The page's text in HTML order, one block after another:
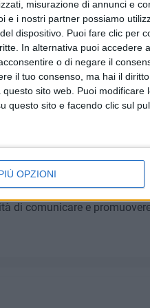
misurazione di annunci e
e i nostri partner possiamo
dispositivo. Puoi fare clic per
In alternativa puoi accedere
o di negare il
il tuo consenso, ma hai il
sito web. Puoi
questo sito e facendo clic sul
OPZIONI
su uno sport accessibile,
portato la Puglia ad essere
della Regione
i progetti delle
che promuove il
campo, spesso in modo
massimo di 5 mila
valutati sulla base di
scolastici e sociali, la
di comunicare e